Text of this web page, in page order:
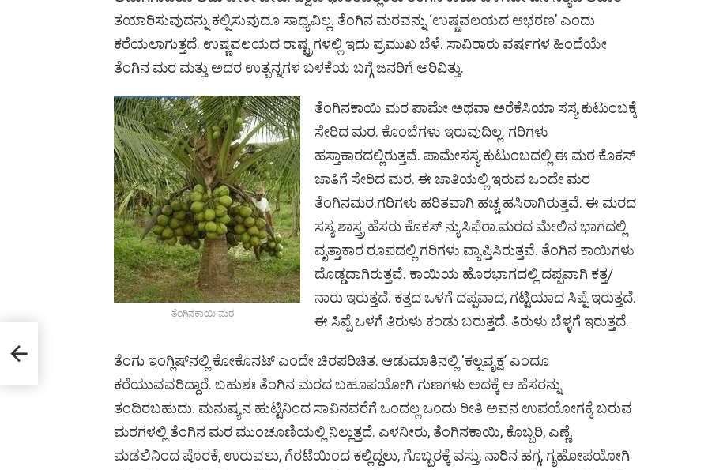
ತಯಾರಿಸುವುದನ್ನು ಕಲ್ಪಿಸುವುದೂ ಸಾಧ್ಯವಿಲ್ಲ. ತೆಂಗಿನ ಮರವನ್ನು ‘ಉಷ್ಣವಲಯದ ಆಭರಣ’ ಎಂದು
ಕರೆಯಲಾಗುತ್ತದೆ. ಉಷ್ಣವಲಯದ ರಾಷ್ಟ್ರಗಳಲ್ಲಿ ಇದು ಪ್ರಮುಖ ಬೆಳೆ. ಸಾವಿರಾರು ವರ್ಷಗಳ ಹಿಂದೆಯೇ
ತೆಂಗಿನ ಮರ ಮತ್ತು ಅದರ ಉತ್ಪನ್ನಗಳ ಬಳಕೆಯ ಬಗ್ಗೆ ಜನರಿಗೆ ಅರಿವಿತ್ತು.
ತೆಂಗಿನಕಾಯಿ ಮರ
ತೆಂಗಿನಕಾಯಿ ಮರ ಪಾಮೇ ಅಥವಾ ಅರೆಕೆಸಿಯಾ ಸಸ್ಯ ಕುಟುಂಬಕ್ಕೆ
ಸೇರಿದ ಮರ. ಕೊಂಬೆಗಳು ಇರುವುದಿಲ್ಲ. ಗರಿಗಳು
ಹಸ್ತಾಕಾರದಲ್ಲಿರುತ್ತವೆ. ಪಾಮೇಸಸ್ಯ ಕುಟುಂಬದಲ್ಲಿ ಈ ಮರ ಕೊಕಸ್
ಜಾತಿಗೆ ಸೇರಿದ ಮರ. ಈ ಜಾತಿಯಲ್ಲಿ ಇರುವ ಒಂದೇ ಮರ
ತೆಂಗಿನಮರ.ಗರಿಗಳು ಹರಿತವಾಗಿ ಹಚ್ಚ ಹಸಿರಾಗಿರುತ್ತವೆ. ಈ ಮರದ
ಸಸ್ಯ ಶಾಸ್ತ್ರ ಹೆಸರು ಕೊಕಸ್ ನ್ಯುಸಿಫೆರಾ.ಮರದ ಮೇಲಿನ ಭಾಗದಲ್ಲಿ
ವೃತ್ತಾಕಾರ ರೂಪದಲ್ಲಿ ಗರಿಗಳು ವ್ಯಾಪ್ತಿಸಿರುತ್ತವೆ. ತೆಂಗಿನ ಕಾಯಿಗಳು
ದೊಡ್ಡದಾಗಿರುತ್ತವೆ. ಕಾಯಿಯ ಹೊರಭಾಗದಲ್ಲಿ ದಪ್ಪವಾಗಿ ಕತ್ತ/
ನಾರು ಇರುತ್ತದೆ. ಕತ್ತದ ಒಳಗೆ ದಪ್ಪವಾದ, ಗಟ್ಟಿಯಾದ ಸಿಪ್ಪೆ ಇರುತ್ತದೆ.
ಈ ಸಿಪ್ಪೆ ಒಳಗೆ ತಿರುಳು ಕಂಡು ಬರುತ್ತದೆ. ತಿರುಳು ಬೆಳ್ಳಗೆ ಇರುತ್ತದೆ.
ತೆಂಗು ಇಂಗ್ಲಿಷ್‌ನಲ್ಲಿ ಕೋಕೊನಟ್‌ ಎಂದೇ ಚಿರಪರಿಚಿತ. ಆಡುಮಾತಿನಲ್ಲಿ ‘ಕಲ್ಪವೃಕ್ಷ’ ಎಂದೂ
ಕರೆಯುವವರಿದ್ದಾರೆ. ಬಹುಶಃ ತೆಂಗಿನ ಮರದ ಬಹೂಪಯೋಗಿ ಗುಣಗಳು ಅದಕ್ಕೆ ಆ ಹೆಸರನ್ನು
ತಂದಿರಬಹುದು. ಮನುಷ್ಯನ ಹುಟ್ಟಿನಿಂದ ಸಾವಿನವರೆಗೆ ಒಂದಲ್ಲ ಒಂದು ರೀತಿ ಅವನ ಉಪಯೋಗಕ್ಕೆ ಬರುವ
ಮರಗಳಲ್ಲಿ ತೆಂಗಿನ ಮರ ಮುಂಚೂಣಿಯಲ್ಲಿ ನಿಲ್ಲುತ್ತದೆ. ಎಳನೀರು, ತೆಂಗಿನಕಾಯಿ, ಕೊಬ್ಬರಿ, ಎಣ್ಣೆ,
ಮಡಲಿನಿಂದ ಪೊರಕೆ, ಉರುವಲು, ಗೆರಟೆಯಿಂದ ಕಲ್ಲಿದ್ದಲು, ಗೊಬ್ಬರಕ್ಕೆ ವಸ್ತು, ನಾರಿನ ಹಗ್ಗ, ಗೃಹೋಪಯೋಗಿ